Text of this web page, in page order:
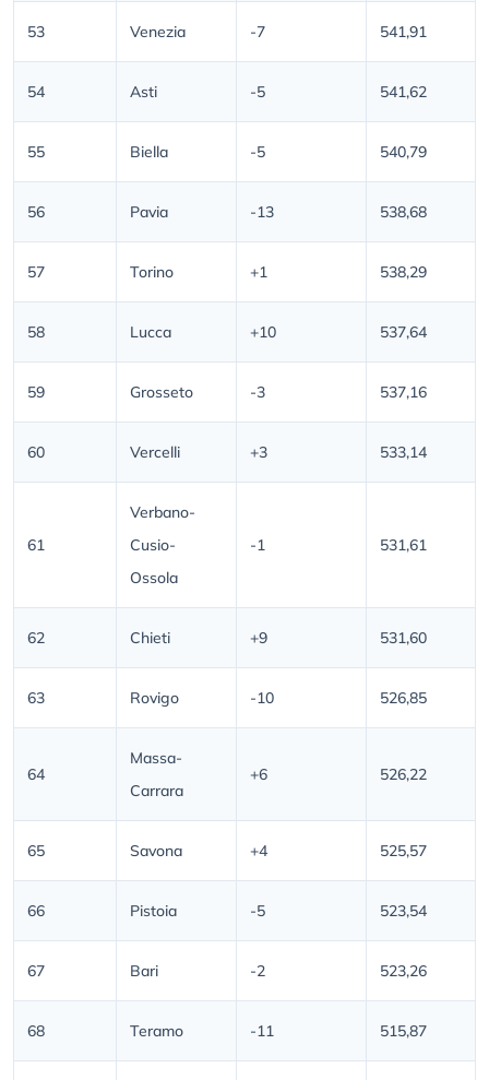
53 Venezia -7 541,91
54 Asti -5 541,62
55 Biella -5 540,79
56 Pavia -13 538,68
57 Torino +1 538,29
58 Lucca +10 537,64
59 Grosseto -3 537,16
60 Vercelli +3 533,14
61
Verbano-
Cusio-
Ossola
-1 531,61
62 Chieti +9 531,60
63 Rovigo -10 526,85
64
Massa-
Carrara
+6 526,22
65 Savona +4 525,57
66 Pistoia -5 523,54
67 Bari -2 523,26
68 Teramo -11 515,87